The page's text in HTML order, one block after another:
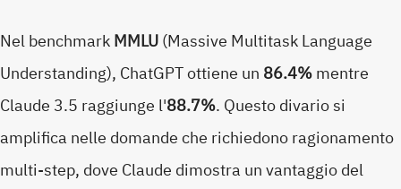
Nel benchmarkMMLU(Massive Multitask Language
Understanding), ChatGPT ottiene un 86.4%mentre
Claude 3.5 raggiunge l'88.7%. Questo divario si
amplifica nelle domande che richiedono ragionamento
multi-step, dove Claude dimostra un vantaggio del